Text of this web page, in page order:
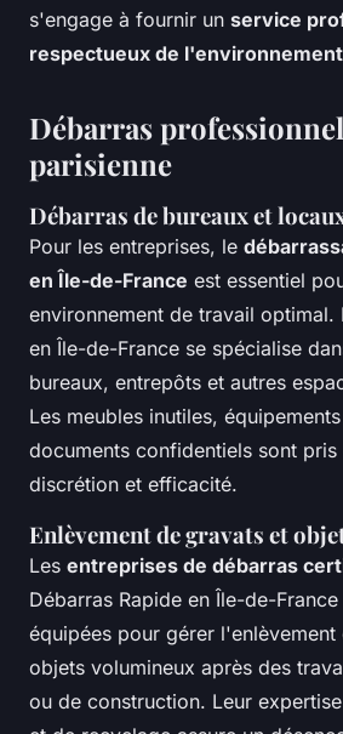
s'engage à fournir un service
respectueux de l'environnement
Débarras
parisienne
Débarras de bureaux et
Pour les entreprises, le
en Île-de-France est essentiel
environnement de travail optimal.
en Île-de-France se spécialise
bureaux, entrepôts et autres
Les meubles inutiles,
documents confidentiels sont
discrétion et efficacité.
Enlèvement de gravats et
Les entreprises de débarras
Débarras Rapide en Île-de-
équipées pour gérer l'enlèvement
objets volumineux après des
ou de construction. Leur